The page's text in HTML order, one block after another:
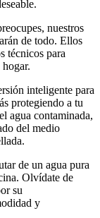
nuestros
de todo. Ellos
técnicos para
inteligente para
protegiendo a tu
agua contaminada,
del medio
de un agua pura
Olvídate de
su
y